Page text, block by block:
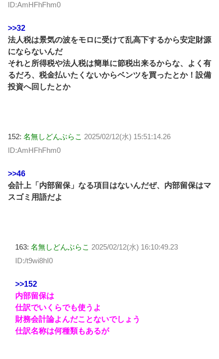
ID:AmHFhFhm0
>>32
法人税は景気の波をモロに受けて乱高下するから安定財源
にならないんだ
それと所得税や法人税は簡単に節税出来るからな、よく有
るだろ、税金払いたくないからベンツを買ったとか！設備
投資へ回したとか
152: 名無しどんぶらこ 2025/02/12(水) 15:51:14.26
ID:AmHFhFhm0
>>46
会計上「内部留保」なる項目はないんだぜ、内部留保はマ
スゴミ用語だよ
163: 名無しどんぶらこ 2025/02/12(水) 16:10:49.23
ID:/t9wi8hI0
>>152
内部留保は
仕訳でいくらでも使うよ
財務会計論よんだことないでしょう
仕訳名称は何種類もあるが